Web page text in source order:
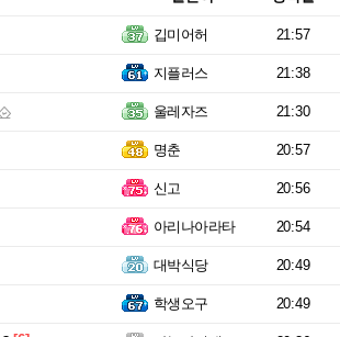
깁미어허 21:57
지플러스 21:38
울레자즈 21:30
명춘 20:57
신고 20:56
아리나아라타 20:54
대박식당 20:49
학생오구 20:49